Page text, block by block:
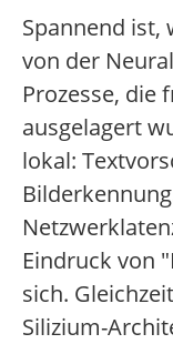
Spannend ist,
von der
Prozesse, die
ausgelagert
lokal:
Eindruck von
sich.
Silizium-